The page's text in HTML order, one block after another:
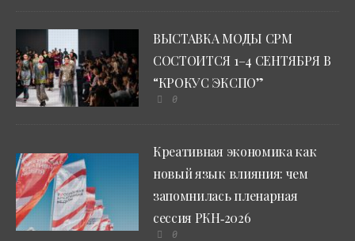
ВЫСТАВКА МОДЫ CPM
СОСТОИТСЯ 1–4 СЕНТЯБРЯ В
“КРОКУС ЭКСПО”
0
Креативная экономика как
новый язык влияния: чем
запомнилась пленарная
сессия РКН‑2026
0